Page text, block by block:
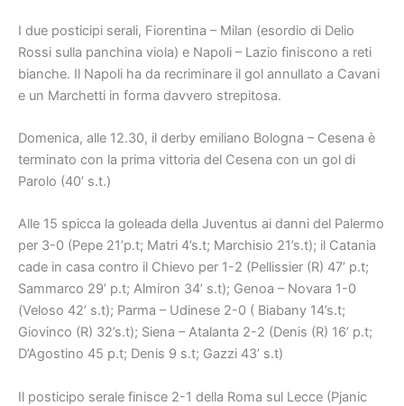
I due posticipi serali, Fiorentina – Milan (esordio di Delio
Rossi sulla panchina viola) e Napoli – Lazio finiscono a reti
bianche. Il Napoli ha da recriminare il gol annullato a Cavani
e un Marchetti in forma davvero strepitosa.
Domenica, alle 12.30, il derby emiliano Bologna – Cesena è
terminato con la prima vittoria del Cesena con un gol di
Parolo (40’ s.t.)
Alle 15 spicca la goleada della Juventus ai danni del Palermo
per 3-0 (Pepe 21’p.t; Matri 4’s.t; Marchisio 21’s.t); il Catania
cade in casa contro il Chievo per 1-2 (Pellissier (R) 47’ p.t;
Sammarco 29’ p.t; Almiron 34’ s.t); Genoa – Novara 1-0
(Veloso 42’ s.t); Parma – Udinese 2-0 ( Biabany 14’s.t;
Giovinco (R) 32’s.t); Siena – Atalanta 2-2 (Denis (R) 16’ p.t;
D’Agostino 45 p.t; Denis 9 s.t; Gazzi 43’ s.t)
Il posticipo serale finisce 2-1 della Roma sul Lecce (Pjanic